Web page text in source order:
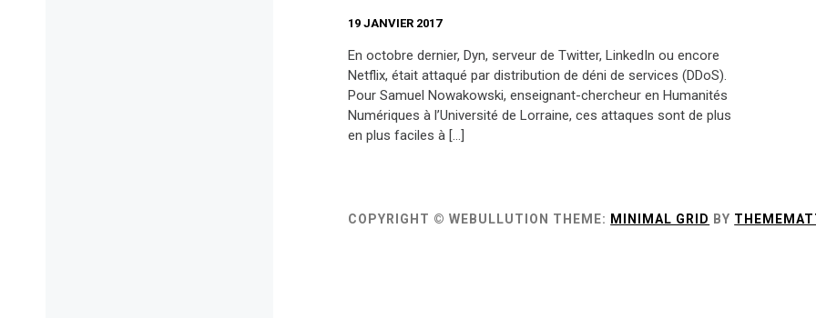
19 JANVIER 2017
En octobre dernier, Dyn, serveur de Twitter, LinkedIn ou encore
Netflix, était attaqué par distribution de déni de services (DDoS).
Pour Samuel Nowakowski, enseignant-chercheur en Humanités
Numériques à l’Université de Lorraine, ces attaques sont de plus
en plus faciles à […]
COPYRIGHT © WEBULLUTION THEME: MINIMAL GRID BY